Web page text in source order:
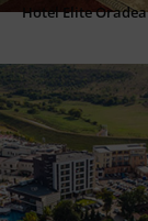
Hotel Elite Oradea